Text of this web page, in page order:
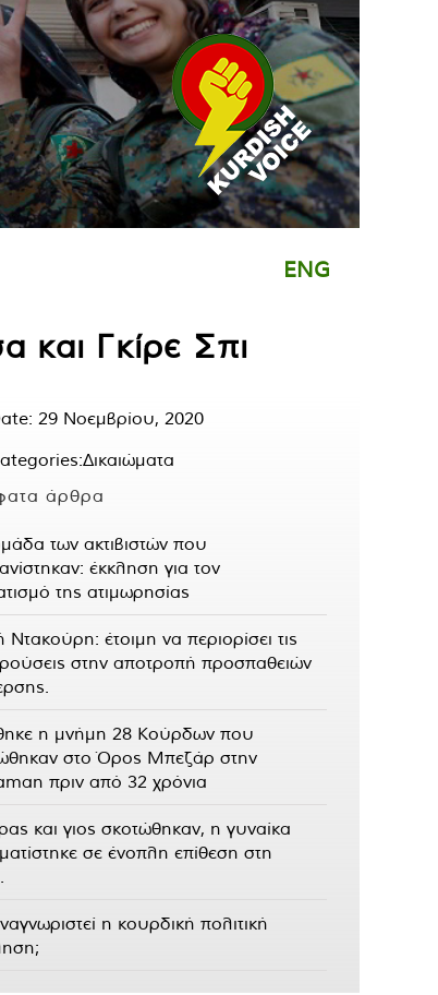
ENG
και Γκίρε Σπι
29 Νοεμβρίου, 2020
Δικαιώματα
άρθρα
των ακτιβιστών που
έκκληση για τον
της ατιμωρησίας
έτοιμη να περιορίσει τις
στην αποτροπή προσπαθειών
η μνήμη 28 Κούρδων που
στο Όρος Μπεζάρ στην
πριν από 32 χρόνια
και γιος σκοτώθηκαν, η γυναίκα
σε ένοπλη επίθεση στη
η κουρδική πολιτική